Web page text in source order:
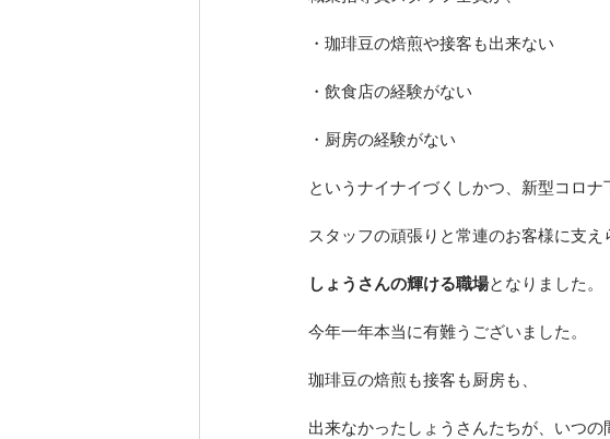
・珈琲豆の焙煎や接客も出来ない
・飲食店の経験がない
・厨房の経験がない
というナイナイづくしかつ、新型コロナ
スタッフの頑張りと常連のお客様に支え
しょうさんの輝ける職場となりました。
今年一年本当に有難うございました。
珈琲豆の焙煎も接客も厨房も、
出来なかったしょうさんたちが、いつの